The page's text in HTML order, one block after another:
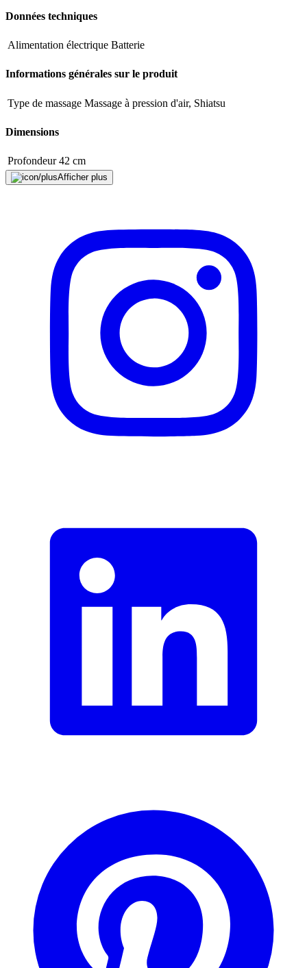
Signaler une erreur
Description
Adresse e-mail (facultatif)
Données techniques
Alimentation électrique Batterie
Informations générales sur le produit
Type de massage Massage à pression d'air, Shiatsu
Dimensions
Profondeur 42 cm
Largeur
36 cm
Catégorie de produit Autre
Application
Soins corporels
Nom du fabricant
Beurer
N° d’article du fabricant
64506
Garantie du fabricant
Informations sur la garantie
Site du fabricant
Voir le site du fabricant
Adresse e-mail (facultatif)
Afficher plus